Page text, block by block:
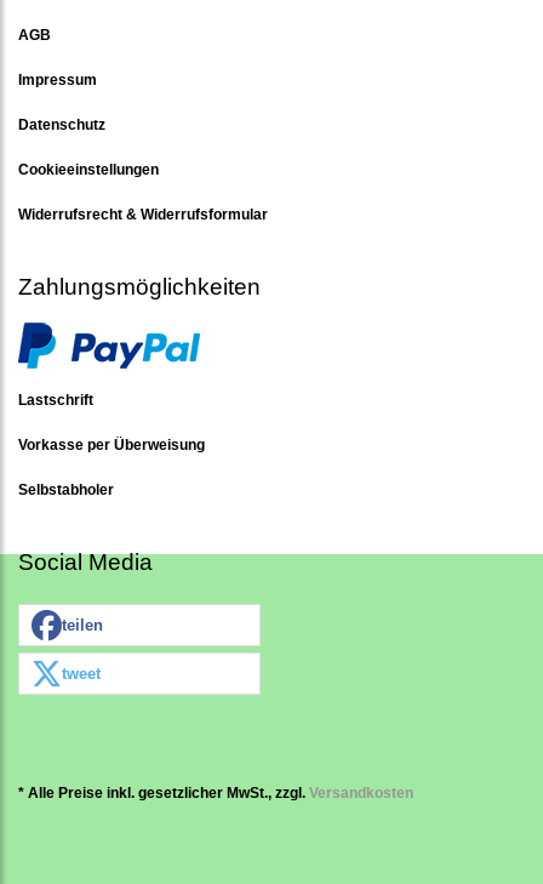
AGB
Impressum
Datenschutz
Cookieeinstellungen
Widerrufsrecht & Widerrufsformular
Zahlungsmöglichkeiten
Lastschrift
Vorkasse per Überweisung
Selbstabholer
Social Media
teilen
tweet
* Alle Preise inkl. gesetzlicher MwSt., zzgl. Versandkosten